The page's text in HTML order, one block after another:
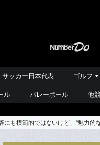
サッカー日本代表 ゴルフ
ル バレーボール 他
も模範的ではないけど」“魅力的